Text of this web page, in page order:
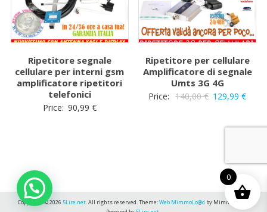
Ripetitore segnale
cellulare per interni gsm
amplificatore ripetitori
telefonici
Price: 90,99 €
Ripetitore per cellulare
Amplificatore di segnale
Umts 3G 4G
Price: 140,00€ Il
originale
129,99€Il
Copyright © 20265Lire.net. All rights reserved. Theme:Web MimmoLo@d by MimmoLo@d.
0